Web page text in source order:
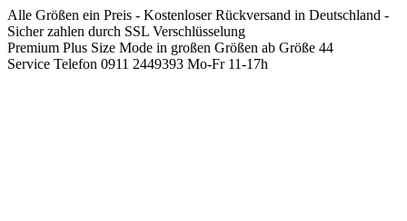
Springen
Sie
zum
Inhalt
Alle Größen ein Preis - Kostenloser Rückversand in Deutschland -
Sicher zahlen durch SSL Verschlüsselung
Premium Plus Size Mode in großen Größen ab Größe 44
Service Telefon 0911 2449393 Mo-Fr 11-17h